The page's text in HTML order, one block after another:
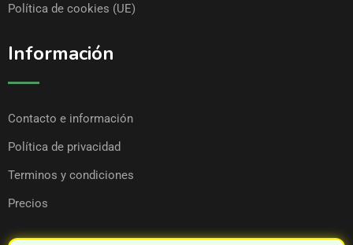
Política de cookies (UE)
Información
Contacto e información
Política de privacidad
Terminos y condiciones
Precios